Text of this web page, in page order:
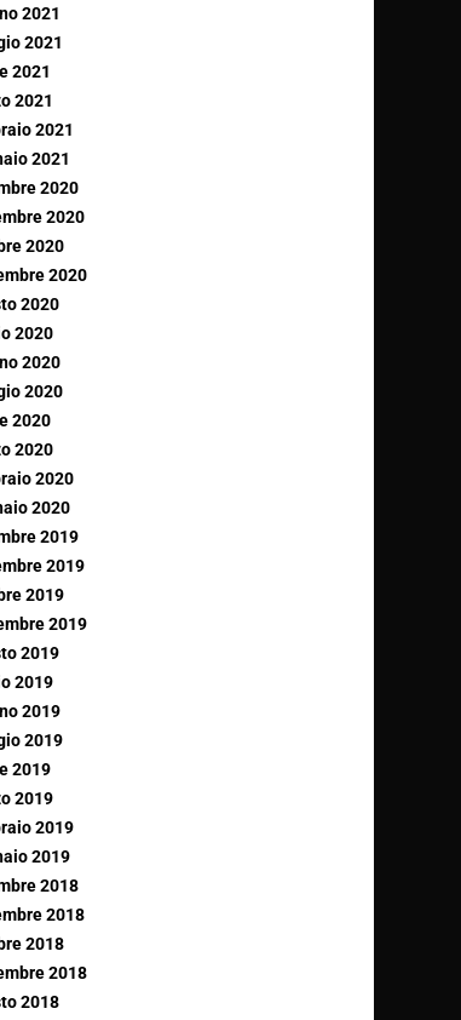
2021
2021
2021
2021
2021
2021
2020
2020
2020
2020
2020
2020
2020
2020
2020
2020
2020
2020
2019
2019
2019
2019
2019
2019
2019
2019
2019
2019
2019
2019
2018
2018
2018
2018
2018